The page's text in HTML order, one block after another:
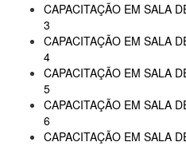
CAPACITAÇÃO EM SALA
3
CAPACITAÇÃO EM SALA
4
CAPACITAÇÃO EM SALA
5
CAPACITAÇÃO EM SALA
6
CAPACITAÇÃO EM SALA